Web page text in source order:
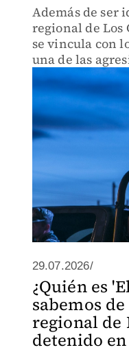
Además de ser
regional de Los
se vincula con
una de las
autoridades
29.07.2026/
¿Quién es
sabemos
regional de
detenido